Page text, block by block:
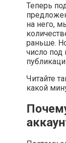
Теперь
на него,
раньше.
число под
Читайте
какой